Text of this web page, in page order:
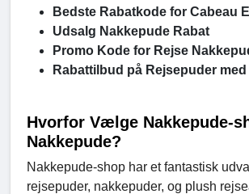
Bedste Rabatkode for Cabeau
Udsalg Nakkepude Rabat
Promo Kode for Rejse
Rabattilbud på Rejsepuder
Hvorfor Vælge Nakkepude-
Nakkepude?
Nakkepude-shop har et fantastisk
rejsepuder, nakkepuder, og plush